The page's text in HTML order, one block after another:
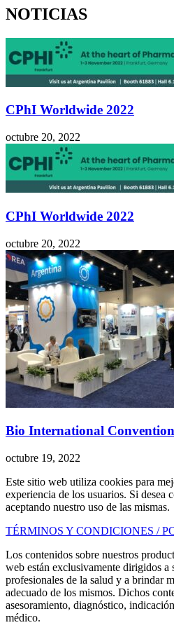
NOTICIAS
CPhI Worldwide 2022
octubre 20, 2022
CPhI Worldwide 2022
octubre 20, 2022
Bio International
octubre 19, 2022
Este sitio web utiliza cookies para
experiencia de los usuarios. Si desea
aceptando nuestro uso de las mismas.
TÉRMINOS Y CONDICIONES /
Los contenidos sobre nuestros
web están exclusivamente dirigidos a
profesionales de la salud y a brindar
adecuado de los mismos. Dichos
asesoramiento, diagnóstico,
médico.